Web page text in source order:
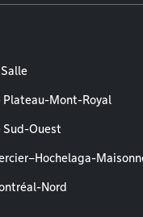
Plateau-Mont-Royal
Sud-Ouest
Nord